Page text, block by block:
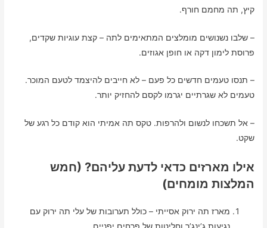
קיץ, תה מחמם חורף.
– שלבו נשנושים מומלצים המתאימים לתה – קצת עוגיות שקדים,
פרוסת לימון דקה או חופן אגוזים.
– תנסו טעמים חדשים כל פעם – לא חייבים להיצמד לטעם המוכר.
טעמים לא שגרתיים יגרמו לקסם להחזיק יותר.
– אל תשכחו לנשום ולהרפות. טקס תה אמיתי הוא קודם כל רגע של
שקט.
אילו מארזים כדאי לדעת עליהם? (חמש
המלצות מומחים)
מארז תה ירוק אסייתי – כולל תערובות של עלי תה ירוק עם